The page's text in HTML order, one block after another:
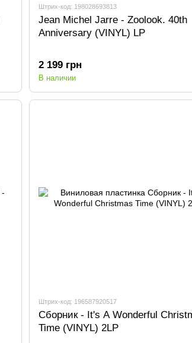
Штрих-код: 198028693813
Jean Michel Jarre - Zoolook. 40th
Anniversary (VINYL) LP
2 199 грн
В наличии
Штрих-код: 196587920517
Сборник - It's A Wonderful
Time (VINYL) 2LP